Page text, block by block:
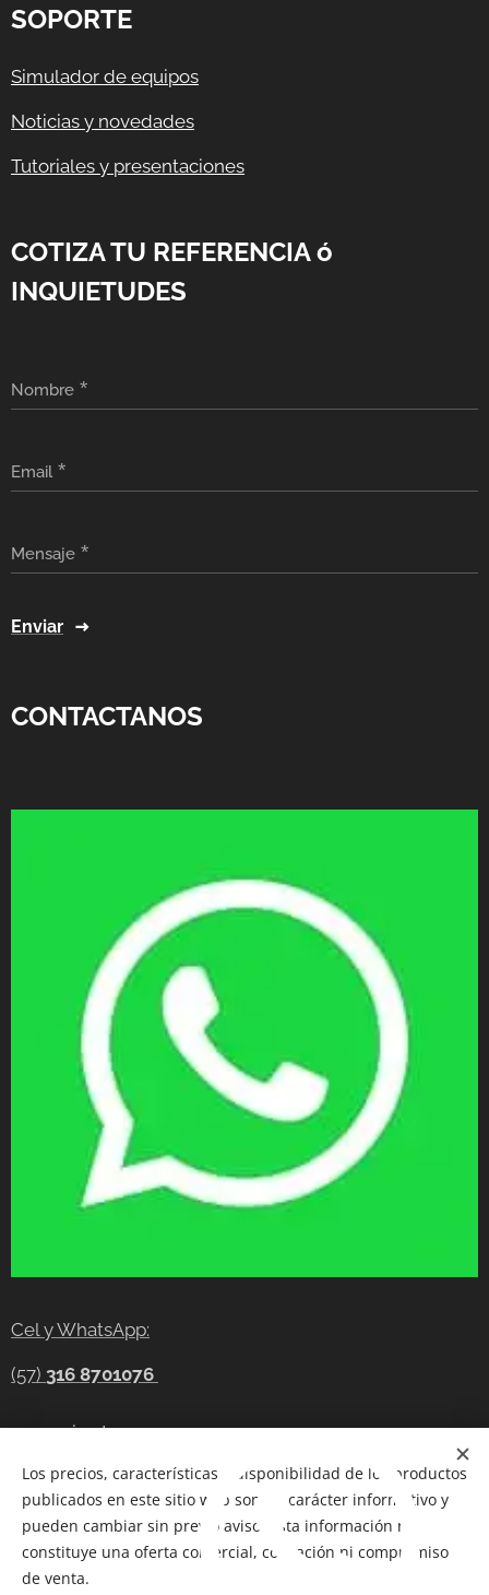
SOPORTE
Simulador de equipos
Noticias y novedades
Tutoriales y presentaciones
COTIZA TU REFERENCIA ó
INQUIETUDES
Nombre
Email
Mensaje
Enviar
CONTACTANOS
Cel y WhatsApp:
(57) 316 8701076
gerencia@tecnocompras.com.co
Cel y WhatsApp:(57)316 8701076
Cel: (57) 300 8686914
Telegram:
Los precios, características y disponibilidad de los productos
publicados en este sitio web son de carácter informativo y
pueden cambiar sin previo aviso. Esta información no
constituye una oferta comercial, cotización ni compromiso
de venta.